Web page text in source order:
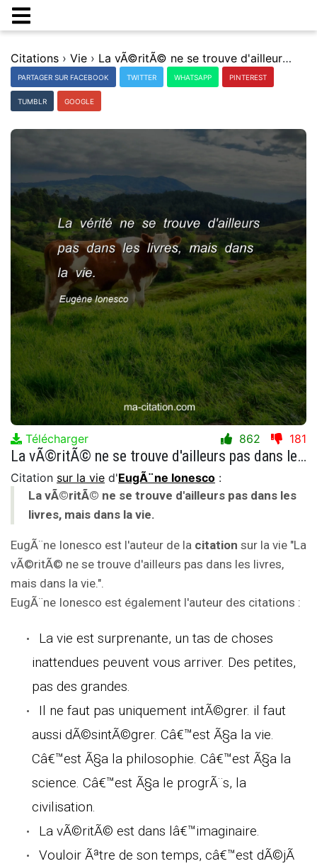
Citations › Vie › La vÃ©ritÃ© ne se trouve d'ailleurs pas dans les livres, mais dans la vie.
PARTAGER SUR FACEBOOK TWITTER WHATSAPP PINTEREST
TUMBLR GOOGLE
Télécharger 862 181
La vÃ©ritÃ© ne se trouve d'ailleurs pas dans les livres, mais dans la vie.
Citation sur la vie d'EugÃ¨ne Ionesco :
La vÃ©ritÃ© ne se trouve d'ailleurs pas dans les
livres, mais dans la vie.
EugÃ¨ne Ionesco est l'auteur de la citation sur la vie "La
vÃ©ritÃ© ne se trouve d'ailleurs pas dans les livres,
mais dans la vie.".
EugÃ¨ne Ionesco est également l'auteur des citations :
La vie est surprenante, un tas de choses
inattendues peuvent vous arriver. Des petites,
pas des grandes.
Il ne faut pas uniquement intÃ©grer. il faut
aussi dÃ©sintÃ©grer. Câ€™est Ã§a la vie.
Câ€™est Ã§a la philosophie. Câ€™est Ã§a la
science. Câ€™est Ã§a le progrÃ¨s, la
civilisation.
La vÃ©ritÃ© est dans lâ€™imaginaire.
Vouloir Ãªtre de son temps, câ€™est dÃ©jÃ